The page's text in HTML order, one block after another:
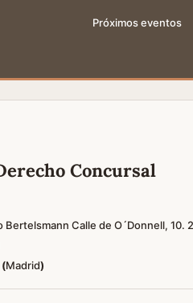
Próximos eventos
Concursal
Bertelsmann Calle de O´Donnell, 10.
(Madrid)